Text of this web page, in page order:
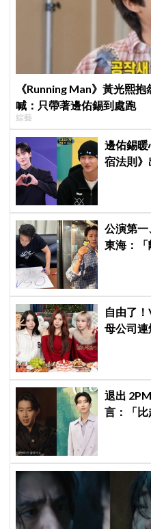
《Running Man》黃光熙
喊：只帶著邊佑錫到處跑
綜藝
邊佑錫
宿法則
公演第
東海：
自由了
母公司
退出
言：「